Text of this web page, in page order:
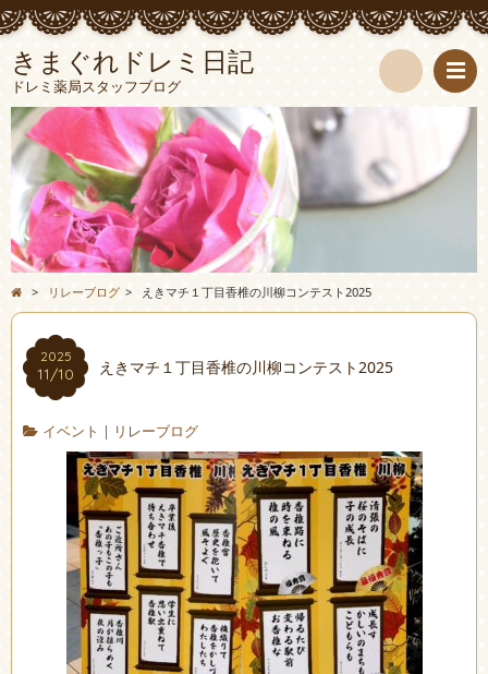
きまぐれドレミ日記
ドレミ薬局スタッフブログ
検
索
> リレーブログ > えきマチ１丁目香椎の川柳コンテスト2025
2025
11/10 えきマチ１丁目香椎の川柳コンテスト2025
イベント | リレーブログ